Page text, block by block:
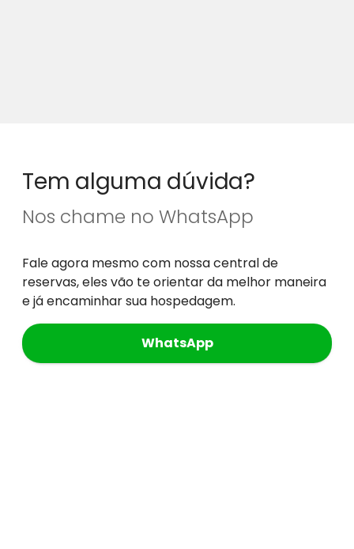
Tem alguma dúvida?
Nos chame no WhatsApp
Fale agora mesmo com nossa central de
reservas, eles vão te orientar da melhor maneira
e já encaminhar sua hospedagem.
WhatsApp